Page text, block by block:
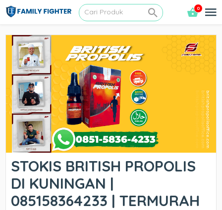
0
STOKIS BRITISH PROPOLIS
DI KUNINGAN |
085158364233 | TERMURAH